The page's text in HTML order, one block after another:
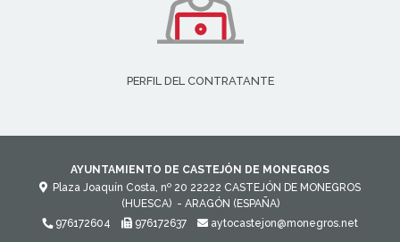
PERFIL DEL CONTRATANTE
AYUNTAMIENTO DE CASTEJÓN DE MONEGROS
Plaza Joaquín Costa, nº 20 22222 CASTEJÓN DE MONEGROS
(HUESCA) - ARAGÓN (ESPAÑA)
976172604
976172637 aytocastejon@monegros.net